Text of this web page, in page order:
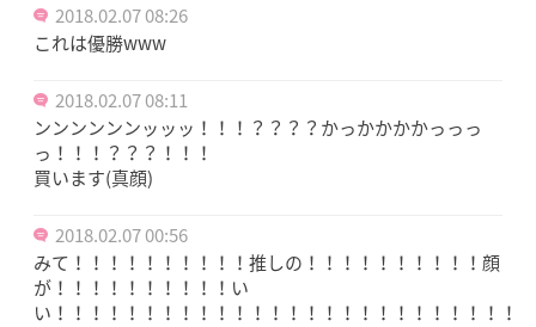
2018.02.07 08:26
これは優勝www
2018.02.07 08:11
ンンンンンンッッッ！！！？？？？かっかかかかっっっ
っ！！！？？？！！！
買います(真顔)
2018.02.07 00:56
みて！！！！！！！！！！推しの！！！！！！！！！！顔
が！！！！！！！！！！い
い！！！！！！！！！！！！！！！！！！！！！！！！！！